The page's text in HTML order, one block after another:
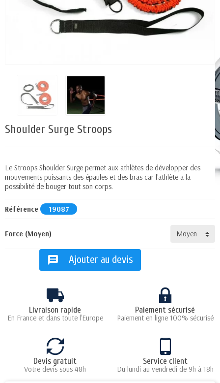
Shoulder Surge Stroops
Le Stroops Shoulder Surge permet aux athlètes de développer des
mouvements puissants des épaules et des bras car l'athlète a la
possibilité de bouger tout son corps.
Référence 19087
Force (Moyen)
message Ajouter au devis
Livraison rapide
En France et dans toute l'Europe
Paiement sécurisé
Paiement en ligne 100% sécurisé
Devis gratuit
Votre devis sous 48h
Service client
Du lundi au vendredi de 9h à 18h